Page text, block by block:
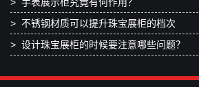
> 不锈钢材质可以提升珠宝展柜的档次
> 设计珠宝展柜的时候要注意哪些问题？